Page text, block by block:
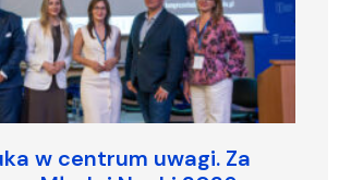
w centrum uwagi. Za